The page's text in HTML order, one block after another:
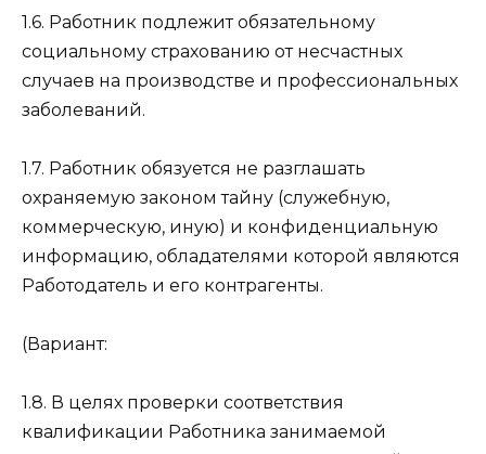
1.6. Работник подлежит обязательному
социальному страхованию от несчастных
случаев на производстве и профессиональных
заболеваний.
1.7. Работник обязуется не разглашать
охраняемую законом тайну (служебную,
коммерческую, иную) и конфиденциальную
информацию, обладателями которой являются
Работодатель и его контрагенты.
(Вариант:
1.8. В целях проверки соответствия
квалификации Работника занимаемой